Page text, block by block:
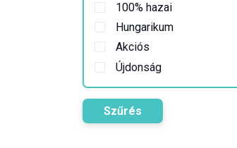
100% hazai
Hungarikum
Akciós
Újdonság
Szűrés